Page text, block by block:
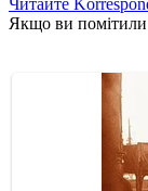
Якщо ви помітили